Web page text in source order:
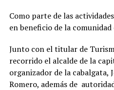
Como parte de las
en beneficio de la comunidad
Junto con el titular de
recorrido el alcalde de la
organizador de la cabalgata,
Romero, además de